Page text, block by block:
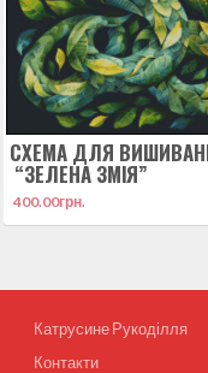
СХЕМА ДЛЯ
“ЗЕЛЕНА ЗМІЯ”
400.00грн.
Катрусине Рукоділля
Контакти